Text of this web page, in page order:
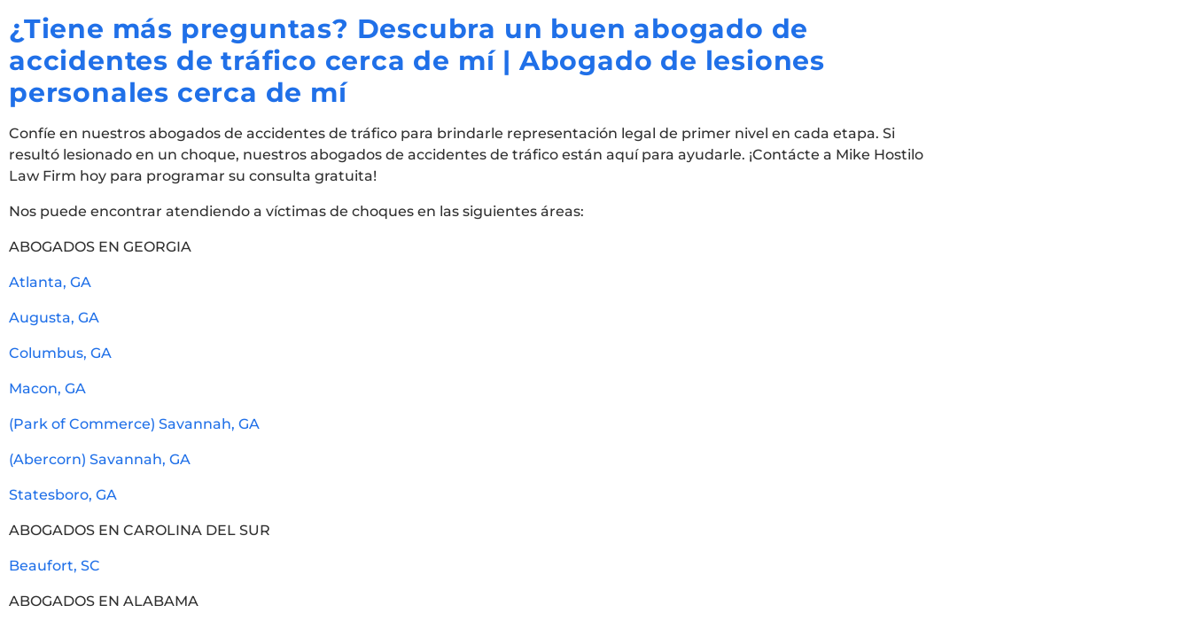
¿Tiene más preguntas? Descubra un buen abogado de
accidentes de tráfico cerca de mí | Abogado de lesiones
personales cerca de mí
Confíe en nuestros abogados de accidentes de tráfico para brindarle representación legal de primer nivel en cada etapa. Si
resultó lesionado en un choque, nuestros abogados de accidentes de tráfico están aquí para ayudarle. ¡Contácte a Mike Hostilo
Law Firm hoy para programar su consulta gratuita!
Nos puede encontrar atendiendo a víctimas de choques en las siguientes áreas:
ABOGADOS EN GEORGIA
Atlanta, GA
Augusta, GA
Columbus, GA
Macon, GA
(Park of Commerce) Savannah, GA
(Abercorn) Savannah, GA
Statesboro, GA
ABOGADOS EN CAROLINA DEL SUR
Beaufort, SC
ABOGADOS EN ALABAMA